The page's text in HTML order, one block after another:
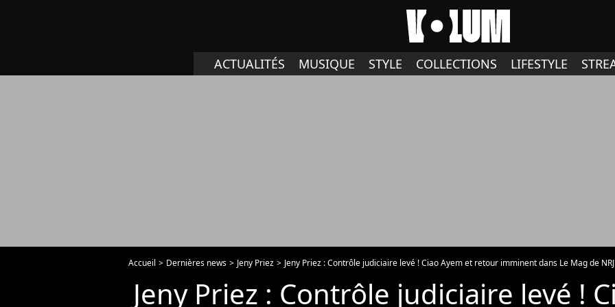
ACTUALITÉS MUSIQUE STYLE COLLECTIONS LIFESTYLE
Accueil Dernières news Jeny Priez Jeny Priez : Contrôle judiciaire levé ! Ciao Ayem et retour imminent dans Le Mag de
Jeny Priez : Contrôle judiciaire levé !